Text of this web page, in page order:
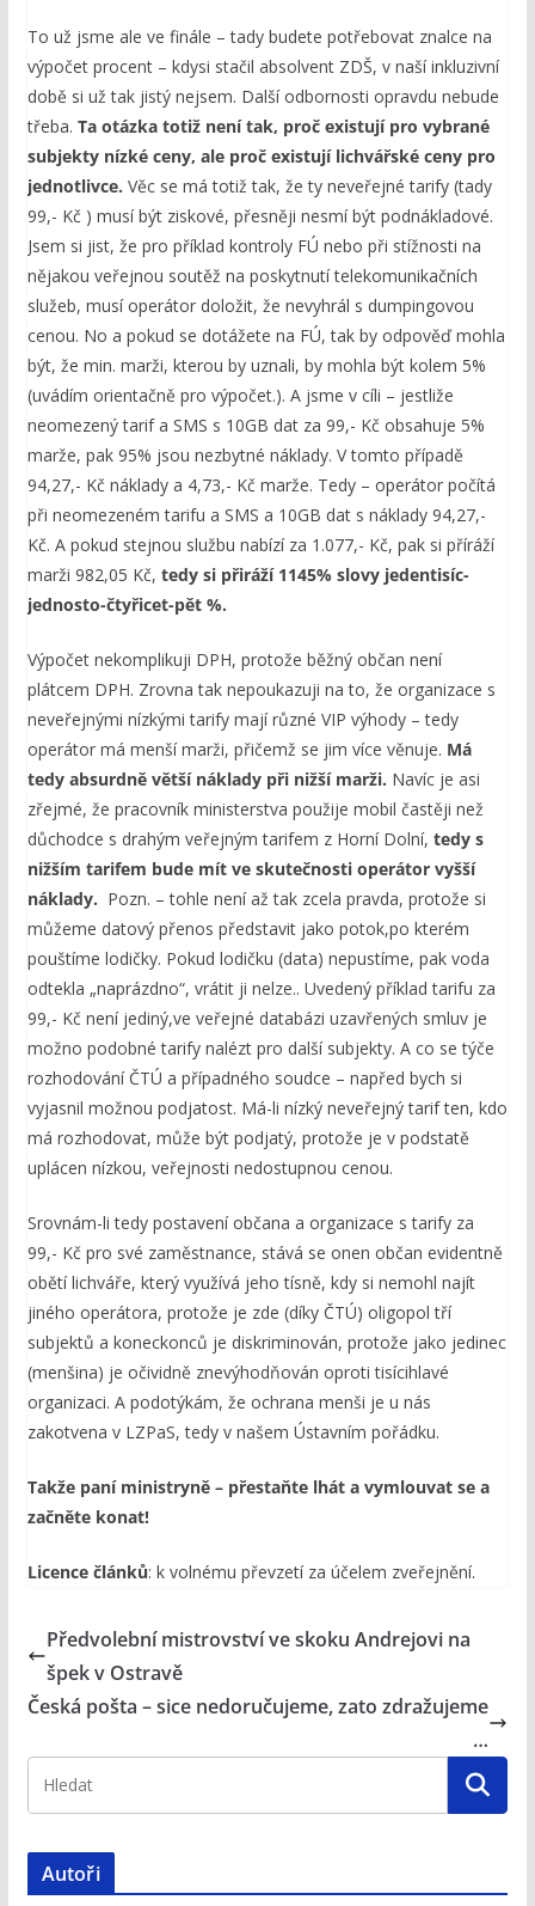
To už jsme ale ve finále – tady budete potřebovat znalce na
výpočet procent – kdysi stačil absolvent ZDŠ, v naší inkluzivní
době si už tak jistý nejsem. Další odbornosti opravdu nebude
třeba. Ta otázka totiž nenítak, proč existují pro vybrané
subjekty nízké ceny, ale proč existují lichvářské ceny pro
jednotlivce. Věc se má totiž tak, že ty neveřejné tarify (tady
99,- Kč ) musí být ziskové, přesněji nesmí být podnákladové.
Jsem si jist, že pro příklad kontroly FÚ nebo při stížnosti na
nějakou veřejnou soutěž na poskytnutí telekomunikačních
služeb, musí operátor doložit, že nevyhrál s dumpingovou
cenou. No a pokud se dotážete na FÚ, tak by odpověď mohla
být, že min. marži, kterou by uznali, by mohla být kolem 5%
(uvádím orientačně pro výpočet.). A jsme v cíli – jestliže
neomezený tarif a SMS s 10GB dat za 99,- Kč obsahuje 5%
marže, pak 95% jsou nezbytné náklady. V tomto případě
94,27,- Kč náklady a 4,73,- Kč marže. Tedy – operátor počítá
při neomezeném tarifu a SMS a 10GB dat s náklady 94,27,-
Kč. A pokud stejnou službu nabízí za 1.077,- Kč, pak si příráží
marži 982,05 Kč, tedy si přiráží 1145% slovy jedentisíc-
jednosto-čtyřicet-pět %.
Výpočet nekomplikuji DPH, protože běžný občan není
plátcem DPH. Zrovna tak nepoukazuji na to, že organizace s
neveřejnými nízkými tarify mají různé VIP výhody – tedy
operátor má menší marži, přičemž se jim více věnuje. Má
tedy absurdně větší náklady při nižší marži. Navíc je asi
zřejmé, že pracovník ministerstva použije mobil častěji než
důchodce s drahým veřejným tarifem z Horní Dolní, tedy s
nižším tarifem bude mít ve skutečnosti operátor vyšší
náklady. Pozn. – tohle není až tak zcela pravda, protože si
můžeme datový přenos představit jako potok,po kterém
pouštíme lodičky. Pokud lodičku (data) nepustíme, pak voda
odtekla „naprázdno“, vrátit ji nelze.. Uvedený příklad tarifu za
99,- Kč není jediný,ve veřejné databázi uzavřených smluv je
možno podobné tarify nalézt pro další subjekty. A co se týče
rozhodování ČTÚ a případného soudce – napřed bych si
vyjasnil možnou podjatost. Má-li nízký neveřejný tarif ten, kdo
má rozhodovat, může být podjatý, protože je v podstatě
uplácen nízkou, veřejnosti nedostupnou cenou.
Srovnám-li tedy postavení občana a organizace s tarify za
99,- Kč pro své zaměstnance, stává se onen občan evidentně
obětí lichváře, který využívá jeho tísně, kdy si nemohl najít
jiného operátora, protože je zde (díky ČTÚ) oligopol tří
subjektů a koneckonců je diskriminován, protože jako jedinec
(menšina) je očividně znevýhodňován oproti tisícihlavé
organizaci. A podotýkám, že ochrana menši je u nás
zakotvena v LZPaS, tedy v našem Ústavním pořádku.
Takže paní ministryně – přestaňte lhát a vymlouvat se a
začněte konat!
Licence článků: k volnému převzetí za účelem zveřejnění.
Předvolební mistrovství ve skoku Andrejovi na
špek v Ostravě
Česká pošta – sice nedoručujeme, zato zdražujeme
…
Autoři